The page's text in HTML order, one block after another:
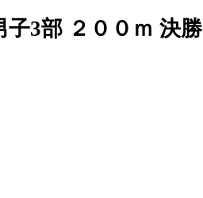
子3部 ２００ｍ 決勝